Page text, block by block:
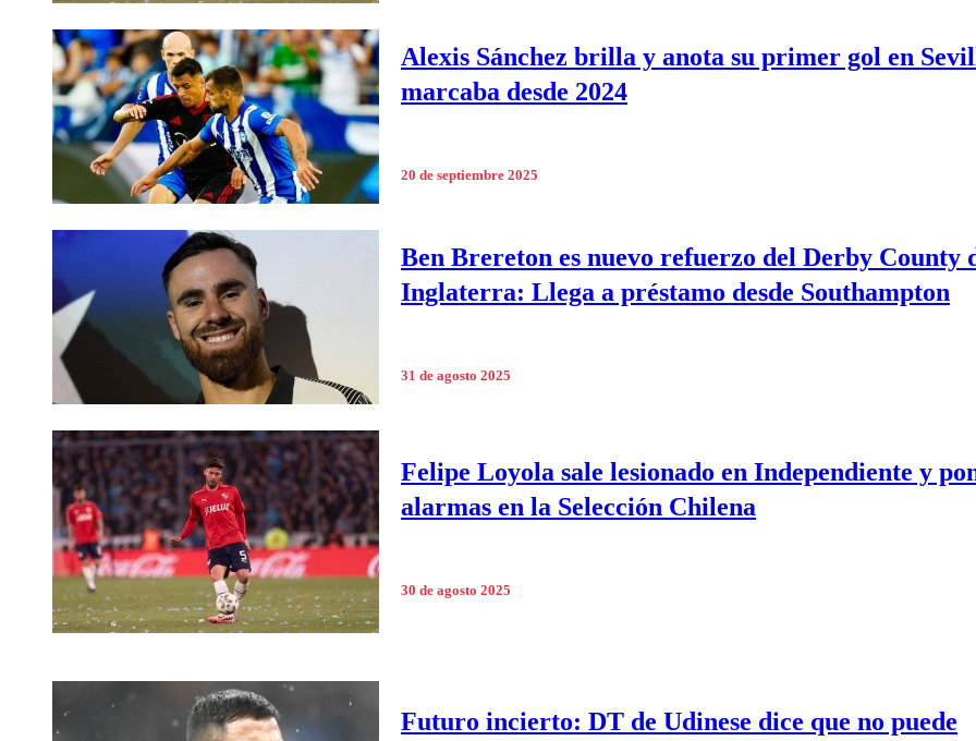
Alexis Sánchez brilla y anota su primer gol en
marcaba desde 2024
20 de septiembre 2025
Ben Brereton es nuevo refuerzo del Derby County
Inglaterra: Llega a préstamo desde Southampton
31 de agosto 2025
Felipe Loyola sale lesionado en Independiente y
alarmas en la Selección Chilena
30 de agosto 2025
Futuro incierto: DT de Udinese dice que no puede